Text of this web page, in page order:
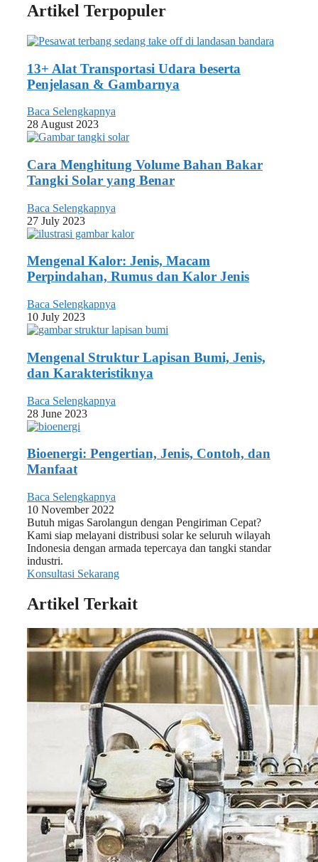
Artikel Terpopuler
13+ Alat Transportasi Udara beserta
Penjelasan & Gambarnya
Baca Selengkapnya
28 August 2023
Cara Menghitung Volume Bahan Bakar
Tangki Solar yang Benar
Baca Selengkapnya
27 July 2023
Mengenal Kalor: Jenis, Macam
Perpindahan, Rumus dan Kalor Jenis
Baca Selengkapnya
10 July 2023
Mengenal Struktur Lapisan Bumi, Jenis,
dan Karakteristiknya
Baca Selengkapnya
28 June 2023
Bioenergi: Pengertian, Jenis, Contoh, dan
Manfaat
Baca Selengkapnya
10 November 2022
Butuh migas Sarolangun dengan Pengiriman Cepat?
Kami siap melayani distribusi solar ke seluruh wilayah
Indonesia dengan armada tepercaya dan tangki standar
industri.
Konsultasi Sekarang
Artikel Terkait